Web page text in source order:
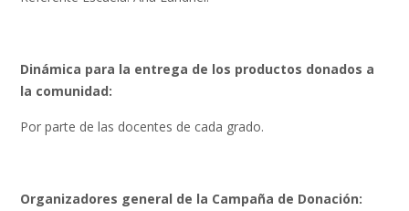
Dinámica para la entrega de los productos donados a
la comunidad:
Por parte de las docentes de cada grado.
Organizadores general de la Campaña de Donación: